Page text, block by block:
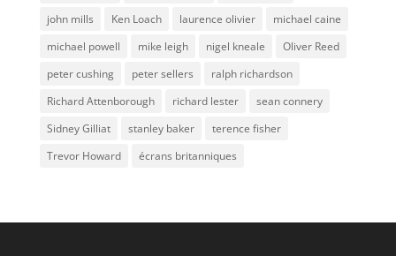
john mills
Ken Loach laurence olivier
michael caine
michael powell
mike leigh nigel kneale
Oliver Reed
peter cushing
peter sellers
ralph richardson
Richard Attenborough
richard lester
sean connery
Sidney Gilliat
stanley baker
terence fisher
Trevor Howard
écrans britanniques